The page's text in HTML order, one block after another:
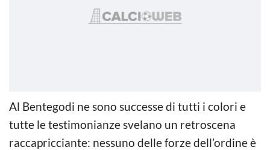
Al Bentegodi ne sono successe di tutti i colori e
tutte le testimonianze svelano un retroscena
raccapricciante: nessuno delle forze dell’ordine è